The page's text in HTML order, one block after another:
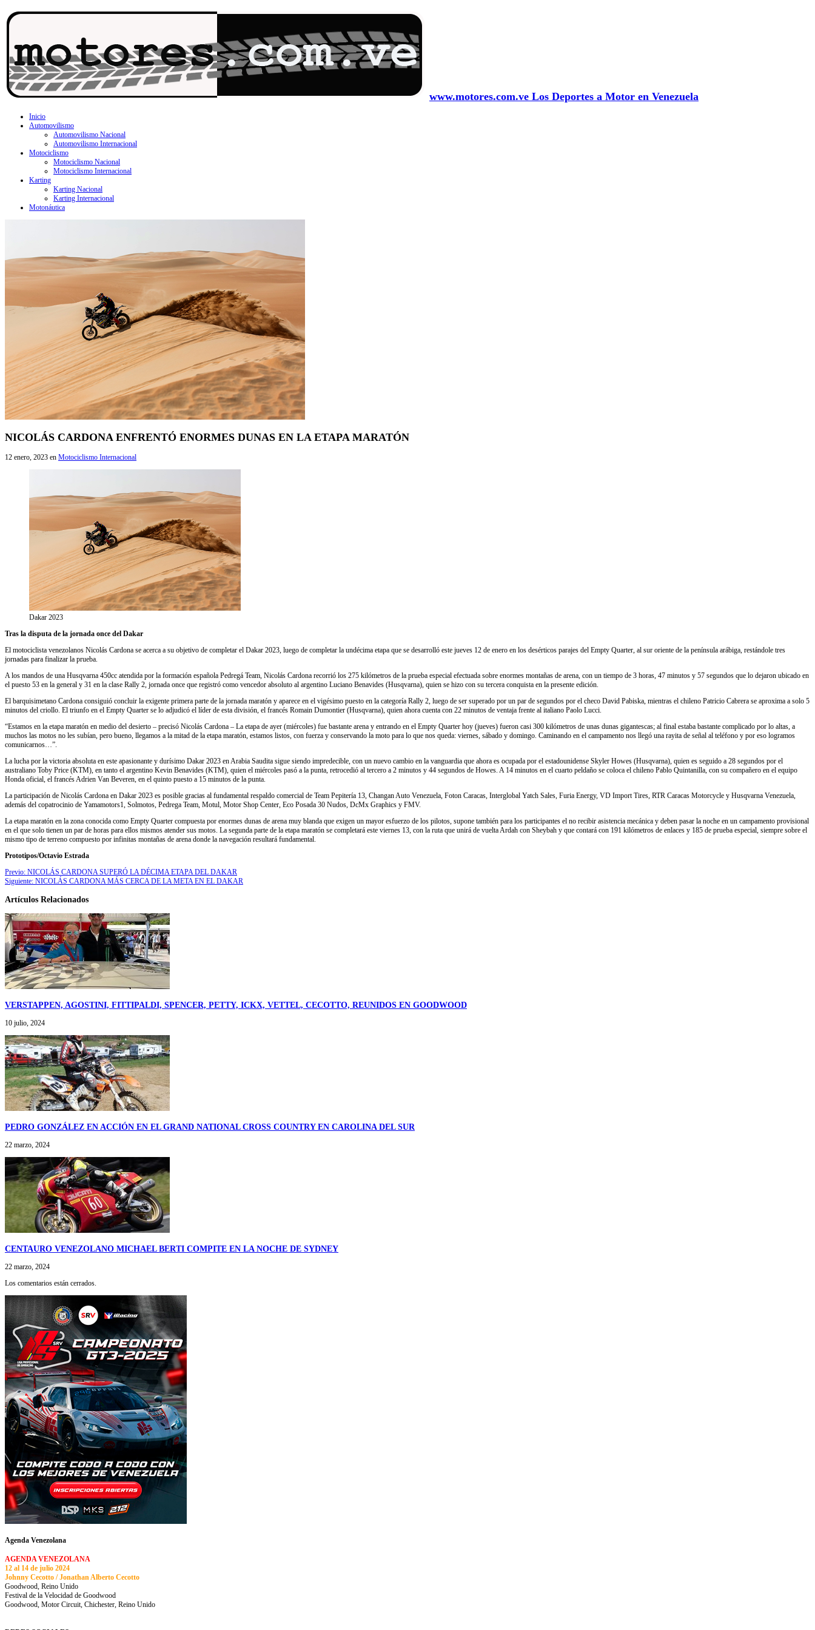
www.motores.com.ve Los Deportes a Motor en Venezuela
Inicio
Automovilismo
Automovilismo Nacional
Automovilismo Internacional
Motociclismo
Motociclismo Nacional
Motociclismo Internacional
Karting
Karting Nacional
Karting Internacional
Motonáutica
NICOLÁS CARDONA ENFRENTÓ ENORMES DUNAS EN LA ETAPA MARATÓN
12 enero, 2023 en Motociclismo Internacional
Dakar 2023
Tras la disputa de la jornada once del Dakar
El motociclista venezolanos Nicolás Cardona se acerca a su objetivo de completar el Dakar 2023, luego de completar la undécima etapa que se desarrolló este jueves 12 de enero en los desérticos parajes del Empty Quarter, al sur oriente de la península arábiga, restándole tres
jornadas para finalizar la prueba.
A los mandos de una Husqvarna 450cc atendida por la formación española Pedregá Team, Nicolás Cardona recorrió los 275 kilómetros de la prueba especial efectuada sobre enormes montañas de arena, con un tiempo de 3 horas, 47 minutos y 57 segundos que lo dejaron ubicado en
el puesto 53 en la general y 31 en la clase Rally 2, jornada once que registró como vencedor absoluto al argentino Luciano Benavides (Husqvarna), quien se hizo con su tercera conquista en la presente edición.
El barquisimetano Cardona consiguió concluir la exigente primera parte de la jornada maratón y aparece en el vigésimo puesto en la categoría Rally 2, luego de ser superado por un par de segundos por el checo David Pabiska, mientras el chileno Patricio Cabrera se aproxima a solo 5
minutos del criollo. El triunfo en el Empty Quarter se lo adjudicó el líder de esta división, el francés Romain Dumontier (Husqvarna), quien ahora cuenta con 22 minutos de ventaja frente al italiano Paolo Lucci.
“Estamos en la etapa maratón en medio del desierto – precisó Nicolás Cardona – La etapa de ayer (miércoles) fue bastante arena y entrando en el Empty Quarter hoy (jueves) fueron casi 300 kilómetros de unas dunas gigantescas; al final estaba bastante complicado por lo altas, a
muchos las motos no les subían, pero bueno, llegamos a la mitad de la etapa maratón, estamos listos, con fuerza y conservando la moto para lo que nos queda: viernes, sábado y domingo. Caminando en el campamento nos llegó una rayita de señal al teléfono y por eso logramos
comunicarnos…”.
La lucha por la victoria absoluta en este apasionante y durísimo Dakar 2023 en Arabia Saudita sigue siendo impredecible, con un nuevo cambio en la vanguardia que ahora es ocupada por el estadounidense Skyler Howes (Husqvarna), quien es seguido a 28 segundos por el
australiano Toby Price (KTM), en tanto el argentino Kevin Benavides (KTM), quien el miércoles pasó a la punta, retrocedió al tercero a 2 minutos y 44 segundos de Howes. A 14 minutos en el cuarto peldaño se coloca el chileno Pablo Quintanilla, con su compañero en el equipo
Honda oficial, el francés Adrien Van Beveren, en el quinto puesto a 15 minutos de la punta.
La participación de Nicolás Cardona en Dakar 2023 es posible gracias al fundamental respaldo comercial de Team Pepitería 13, Changan Auto Venezuela, Foton Caracas, Interglobal Yatch Sales, Furia Energy, VD Import Tires, RTR Caracas Motorcycle y Husqvarna Venezuela,
además del copatrocinio de Yamamotors1, Solmotos, Pedrega Team, Motul, Motor Shop Center, Eco Posada 30 Nudos, DcMx Graphics y FMV.
La etapa maratón en la zona conocida como Empty Quarter compuesta por enormes dunas de arena muy blanda que exigen un mayor esfuerzo de los pilotos, supone también para los participantes el no recibir asistencia mecánica y deben pasar la noche en un campamento provisional
en el que solo tienen un par de horas para ellos mismos atender sus motos. La segunda parte de la etapa maratón se completará este viernes 13, con la ruta que unirá de vuelta Ardah con Sheybah y que contará con 191 kilómetros de enlaces y 185 de prueba especial, siempre sobre el
mismo tipo de terreno compuesto por infinitas montañas de arena donde la navegación resultará fundamental.
Prototipos/Octavio Estrada
Previo: NICOLÁS CARDONA SUPERÓ LA DÉCIMA ETAPA DEL DAKAR
Siguiente: NICOLÁS CARDONA MÁS CERCA DE LA META EN EL DAKAR
Artículos Relacionados
VERSTAPPEN, AGOSTINI, FITTIPALDI, SPENCER, PETTY, ICKX, VETTEL, CECOTTO, REUNIDOS EN GOODWOOD
10 julio, 2024
PEDRO GONZÁLEZ EN ACCIÓN EN EL GRAND NATIONAL CROSS COUNTRY EN CAROLINA DEL SUR
22 marzo, 2024
CENTAURO VENEZOLANO MICHAEL BERTI COMPITE EN LA NOCHE DE SYDNEY
22 marzo, 2024
Los comentarios están cerrados.
Agenda Venezolana
AGENDA VENEZOLANA
12 al 14 de julio 2024
Johnny Cecotto / Jonathan Alberto Cecotto
Goodwood, Reino Unido
Festival de la Velocidad de Goodwood
Goodwood, Motor Circuit, Chichester, Reino Unido